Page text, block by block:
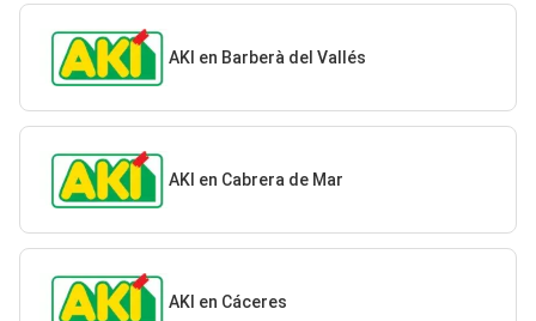
AKI en Barberà del Vallés
AKI en Cabrera de Mar
AKI en Cáceres